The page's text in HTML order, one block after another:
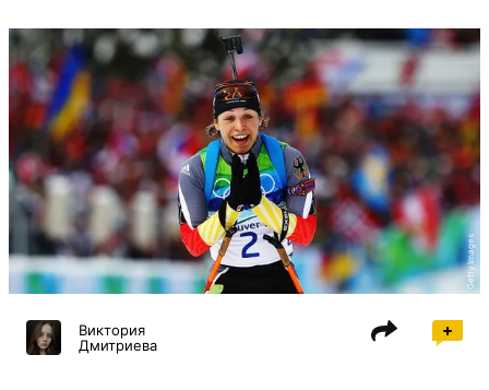
Getty Images
Виктория
Дмитриева